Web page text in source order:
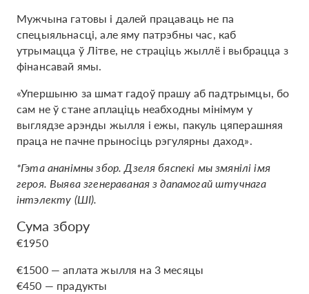
Мужчына гатовы і далей працаваць не па
спецыяльнасці, але яму патрэбны час, каб
утрымацца ў Літве, не страціць жыллё і выбрацца з
фінансавай ямы.
«Упершыню за шмат гадоў прашу аб падтрымцы, бо
сам не ў стане аплаціць неабходны мінімум у
выглядзе арэнды жылля і ежы, пакуль цяперашняя
праца не пачне прыносіць рэгулярны даход».
*Гэта ананімны збор. Дзеля бяспекі мы змянілі імя
героя. Выява згенераваная з дапамогай штучнага
інтэлекту (ШІ).
Сума збору
€1950
€1500 — аплата жылля на 3 месяцы
€450 — прадукты